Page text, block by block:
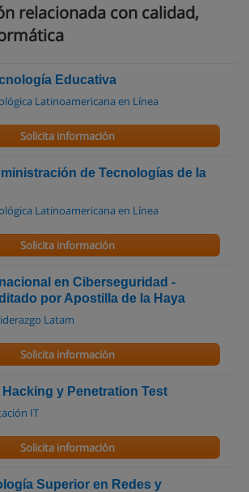
relacionada con calidad,
Educativa
Latinoamericana en Línea
Solicita información
de Tecnologías de la
Latinoamericana en Línea
Solicita información
en Ciberseguridad -
por Apostilla de la Haya
Latam
Solicita información
y Penetration Test
IT
Solicita información
Superior en Redes y